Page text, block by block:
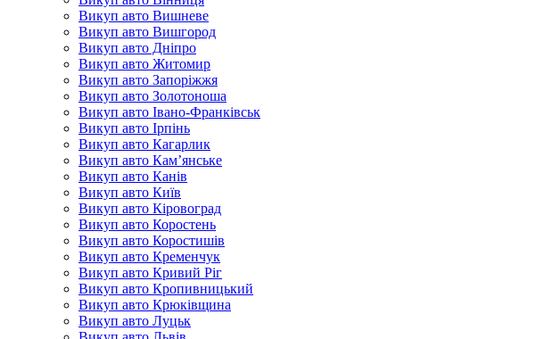
Викуп авто Вишневе
Викуп авто Вишгород
Викуп авто Дніпро
Викуп авто Житомир
Викуп авто Запоріжжя
Викуп авто Золотоноша
Викуп авто Івано-Франківськ
Викуп авто Ірпінь
Викуп авто Кагарлик
Викуп авто Кам’янське
Викуп авто Канів
Викуп авто Київ
Викуп авто Кіровоград
Викуп авто Коростень
Викуп авто Коростишів
Викуп авто Кременчук
Викуп авто Кривий Ріг
Викуп авто Кропивницький
Викуп авто Крюківщина
Викуп авто Луцьк